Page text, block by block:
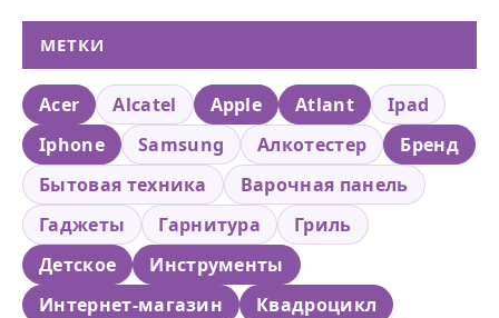
МЕТКИ
Acer Alcatel Apple Atlant
Ipad
Iphone
Samsung Алкотестер
Бренд
Бытовая техника
Варочная панель
Гаджеты
Гарнитура
Гриль
Детское
Инструменты
Интернет-магазин
Квадроцикл